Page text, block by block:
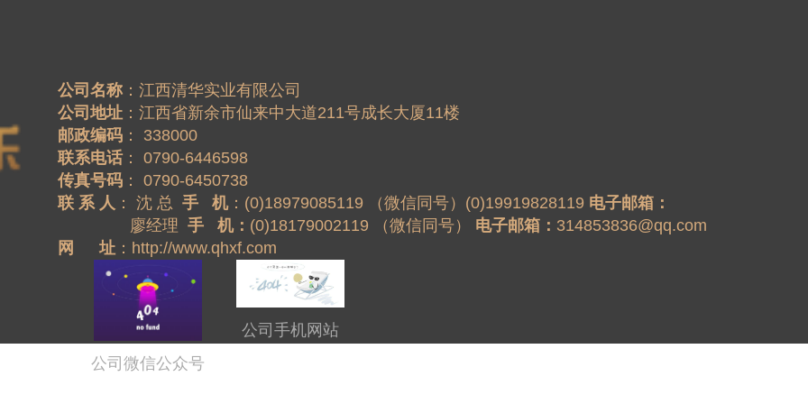
公司名称
公司地址
邮政编码
： 338000
联系电话
： 0790-6446598
传真号码
： 0790-6450738
联 系 人 ： 沈 总 手   机：(0)18979085119 （微信同号）(0)19919828119 电子邮箱：
廖经理 手   机： (0)18179002119 （微信同号） 电子邮箱： 314853836@qq.com
网 　 址：http://www.qhxf.com
公司微信公众号
公司手机网站